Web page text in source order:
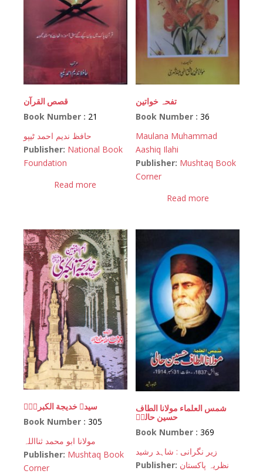
قصص القرآن
Book Number : 21
حافظ ندیم احمد ٹیپو
Publisher: National Book
Foundation
Read more
تفحہ خواتین
Book Number :36
Maulana Muhammad
Aashiq Ilahi
Publisher: Mushtaq Book
Corner
Read more
سیدہ خدیجة الکبریٰؓ
Book Number : 305
مولانا ابو محمد ثنااللہ
Publisher: Mushtaq Book
Corner
شمس العلماء مولانا الطاف
حسین حالیؒ
Book Number :369
زیر نگرانی : شاہد رشید
Publisher: نظریہ پاکستان